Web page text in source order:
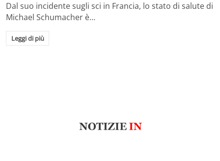
Dal suo incidente sugli sci in Francia, lo stato di salute di
Michael Schumacher è…
Leggi di più